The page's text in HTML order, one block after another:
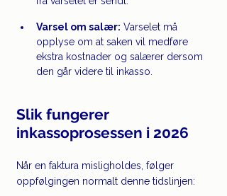
Varsel om salær: Varselet må
opplyse om at saken vil medføre
ekstra kostnader og salærer dersom
den går videre til inkasso.
Slik fungerer
inkassoprosessen i 2026
Når en faktura misligholdes, følger
oppfølgingen normalt denne tidslinjen: